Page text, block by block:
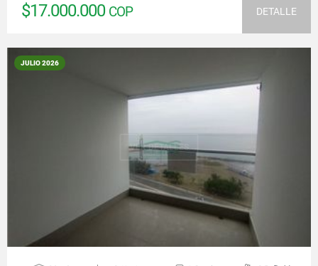
$17.000.000 COP DETALLE
JULIO 2026
VER DETALLES